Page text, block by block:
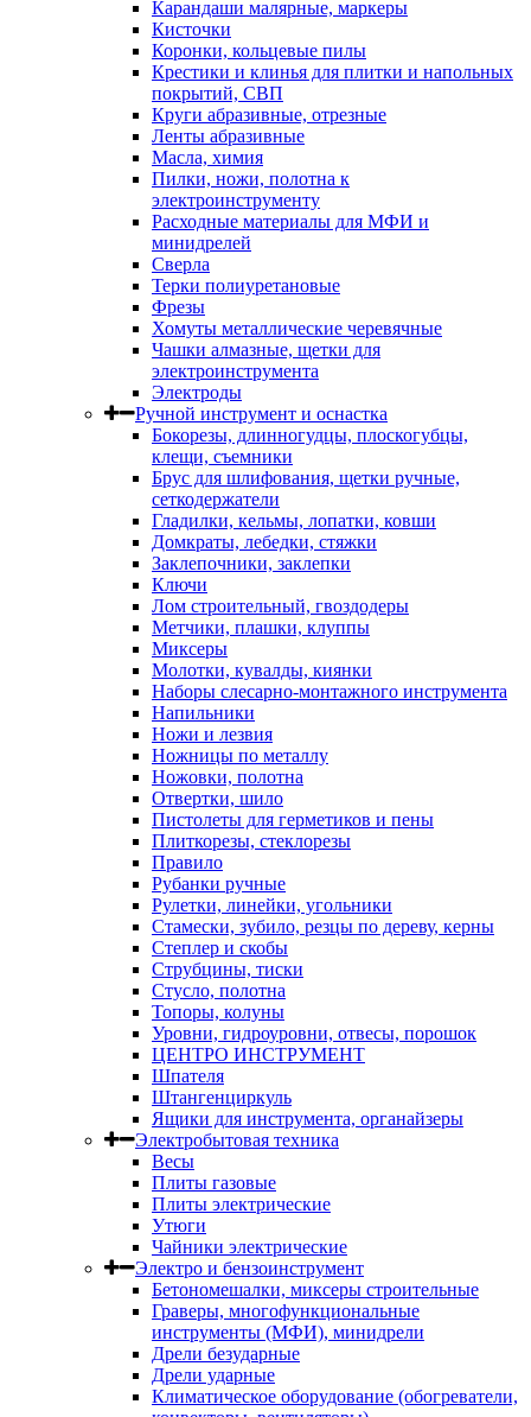
Карандаши малярные, маркеры
Кисточки
Коронки, кольцевые пилы
Крестики и клинья для плитки и напольных
покрытий, СВП
Круги абразивные, отрезные
Ленты абразивные
Масла, химия
Пилки, ножи, полотна к
электроинструменту
Расходные материалы для МФИ и
минидрелей
Сверла
Терки полиуретановые
Фрезы
Хомуты металлические черевячные
Чашки алмазные, щетки для
электроинструмента
Электроды
Ручной инструмент и оснастка
Бокорезы, длинногудцы, плоскогубцы,
клещи, съемники
Брус для шлифования, щетки ручные,
сеткодержатели
Гладилки, кельмы, лопатки, ковши
Домкраты, лебедки, стяжки
Заклепочники, заклепки
Ключи
Лом строительный, гвоздодеры
Метчики, плашки, клуппы
Миксеры
Молотки, кувалды, киянки
Наборы слесарно-монтажного инструмента
Напильники
Ножи и лезвия
Ножницы по металлу
Ножовки, полотна
Отвертки, шило
Пистолеты для герметиков и пены
Плиткорезы, стеклорезы
Правило
Рубанки ручные
Рулетки, линейки, угольники
Стамески, зубило, резцы по дереву, керны
Степлер и скобы
Струбцины, тиски
Стусло, полотна
Топоры, колуны
Уровни, гидроуровни, отвесы, порошок
ЦЕНТРО ИНСТРУМЕНТ
Шпателя
Штангенциркуль
Ящики для инструмента, органайзеры
Электробытовая техника
Весы
Плиты газовые
Плиты электрические
Утюги
Чайники электрические
Электро и бензоинструмент
Бетономешалки, миксеры строительные
Граверы, многофункциональные
инструменты (МФИ), минидрели
Дрели безударные
Дрели ударные
Климатическое оборудование (обогреватели,